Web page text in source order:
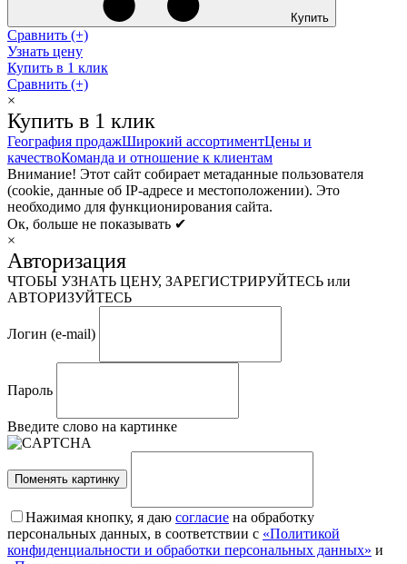
Купить
Сравнить (+)
Узнать цену
Купить в 1 клик
Сравнить (+)
×
Купить в 1 клик
География продажШирокий ассортиментЦены и
качествоКоманда и отношение к клиентам
Внимание! Этот сайт собирает метаданные пользователя
(cookie, данные об IP-адресе и местоположении). Это
необходимо для функционирования сайта.
Ок, больше не показывать ✔
×
Авторизация
ЧТОБЫ УЗНАТЬ ЦЕНУ, ЗАРЕГИСТРИРУЙТЕСЬ или
АВТОРИЗУЙТЕСЬ
Логин (e-mail)
Пароль
Введите слово на картинке
Поменять картинку
Нажимая кнопку, я даю согласие на обработку
персональных данных, в соответствии с «Политикой
конфиденциальности и обработки персональных данных» и